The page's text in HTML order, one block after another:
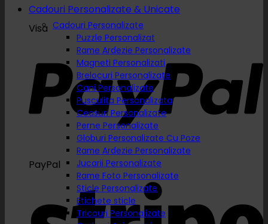
Visa
PayPal
Cadouri Personalizate & Unicate
Cadouri Personalizate
Puzzle Personalizat
Rame Ardezie Personalizate
Magneti Personalizati
Brelocuri Personalizate
Cani Personalizate
Pusculita Personalizata
Ceasuri Personalizate
Perne Personalizate
Globuri Personalizate Cu Poze
Rame Ardezie Personalizate
Jucarii Personalizate
Rame Foto Personalizate
Sticle Personalizate
Etichete sticle
Tricouri Personalizate